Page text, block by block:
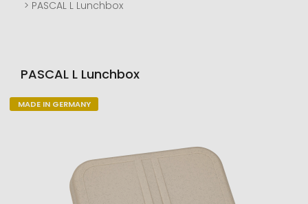
PASCAL L Lunchbox
PASCAL L Lunchbox
Zum
MADE IN GERMANY